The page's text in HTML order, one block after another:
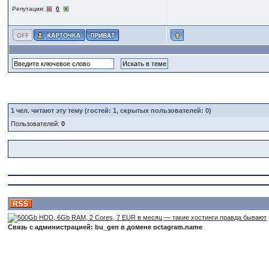
Репутация: 0
1 чел. читают эту тему (гостей: 1, скрытых пользователей: 0)
Пользователей:0
Связь с администрацией: bu_gen в домене octagram.name